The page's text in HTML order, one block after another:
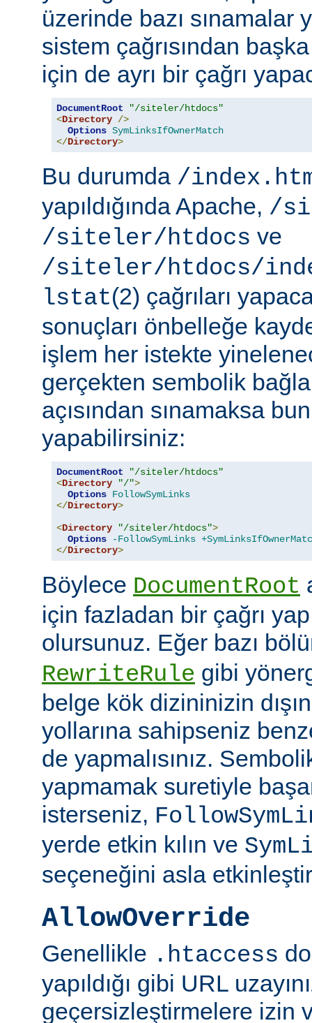
üzerinde bazı sınamalar
sistem çağrısından
için de ayrı bir çağrı
DocumentRoot
"/siteler/htdocs"
<Directory />
Options SymLinksIfOwnerMatch
</Directory>
Bu durumda /
yapıldığında Apache, /
/siteler/htdocs ve
/siteler/htdocs/
lstat(2) çağrıları
sonuçları önbelleğe
işlem her istekte
gerçekten sembolik
açısından sınamaksa
yapabilirsiniz:
DocumentRoot
"/siteler/htdocs"
<Directory "/">
Options FollowSymLinks
</Directory>
<Directory "/siteler/htdocs">
Options
-FollowSymLinks
</Directory>
Böylece DocumentRoot
için fazladan bir çağrı
olursunuz. Eğer bazı
RewriteRule gibi
belge kök dizininizin
yollarına sahipseniz
de yapmalısınız.
yapmamak suretiyle
isterseniz,
yerde etkin kılın ve
seçeneğini asla
AllowOverride
Genellikle .htaccess
yapıldığı gibi URL
geçersizleştirmelere izin